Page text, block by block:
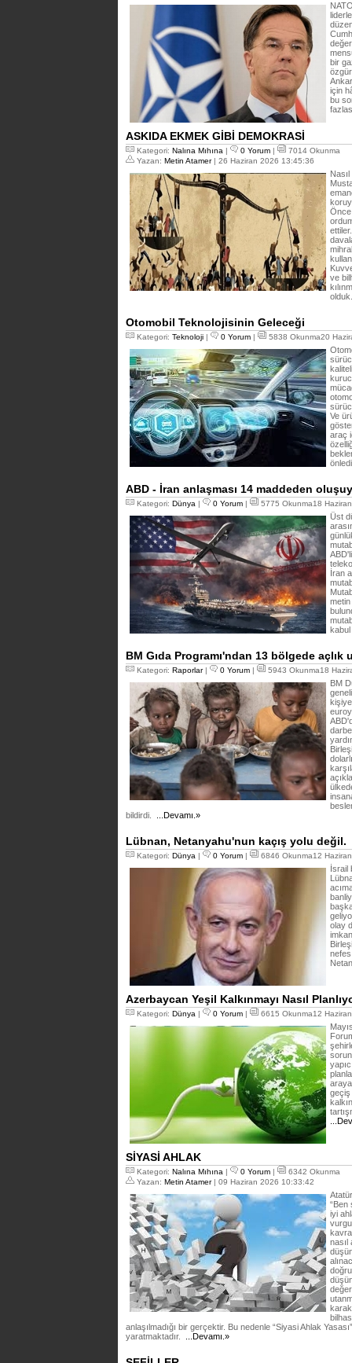
bir
için
bu
ASKIDA EKMEK GİBİ DEMOKRASİ
Kategori: Nalına Mıhına | 0 Yorum |
7014 Okunma
Yazan: Metin Atamer| 26 Haziran 2026 13:45:36
Önce
ve
Otomobil Teknolojisinin Geleceği
Kategori: Teknoloji | 0 Yorum | 5838 Okunma20
Ve
araç
ABD - İran anlaşması 14 maddeden
Kategori: Dünya | 0 Yorum | 5775 Okunma18
Üst
İran
BM Gıda Programı'ndan 13 bölgede açlık
Kategori: Raporlar| 0 Yorum | 5943 Okunma18
BM
bildirdi.
...Devamı.»
Lübnan, Netanyahu'nun kaçış yolu değil.
Kategori: Dünya | 0 Yorum | 6846 Okunma12
İsrail
olay
nefes
Azerbaycan Yeşil Kalkınmayı Nasıl
Kategori: Dünya | 0 Yorum | 6615 Okunma12
geçiş
SİYASİ AHLAK
Kategori: Nalına Mıhına | 0 Yorum |
6342 Okunma
Yazan: Metin Atamer| 09 Haziran 2026 10:33:42
“Ben
iyi
nasıl
anlaşılmadığı bir gerçektir. Bu nedenle “Siyasi Ahlak
yaratmaktadır.
...Devamı.»